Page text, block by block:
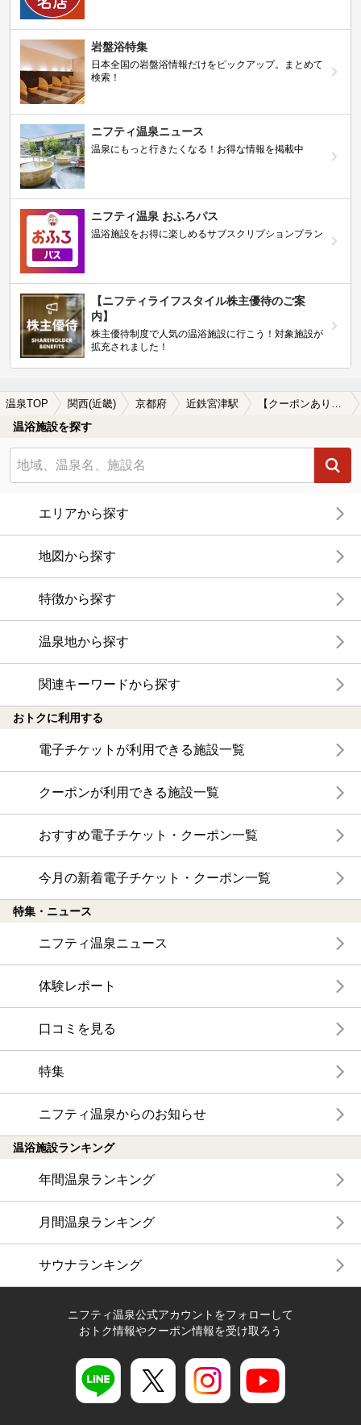
岩盤浴特集
日本全国の岩盤浴情報だけをピックアップ。まとめて
検索！
ニフティ温泉ニュース
温泉にもっと行きたくなる！お得な情報を掲載中
ニフティ温泉 おふろパス
温浴施設をお得に楽しめるサブスクリプションプラン
【ニフティライフスタイル株主優待のご案
内】
株主優待制度で人気の温浴施設に行こう！対象施設が
拡充されました！
温泉TOP 関西(近畿) 京都府 近鉄宮津駅
温浴施設を探す
エリアから探す
地図から探す
特徴から探す
温泉地から探す
関連キーワードから探す
おトクに利用する
電子チケットが利用できる施設一覧
クーポンが利用できる施設一覧
おすすめ電子チケット・クーポン一覧
今月の新着電子チケット・クーポン一覧
特集・ニュース
ニフティ温泉ニュース
体験レポート
口コミを見る
特集
ニフティ温泉からのお知らせ
温浴施設ランキング
年間温泉ランキング
月間温泉ランキング
サウナランキング
ニフティ温泉公式アカウントをフォローして
おトク情報やクーポン情報を受け取ろう